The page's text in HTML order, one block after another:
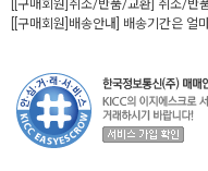
[[구매회원]취소/반품/교환] 취소/반
[[구매회원]배송안내] 배송기간은 얼